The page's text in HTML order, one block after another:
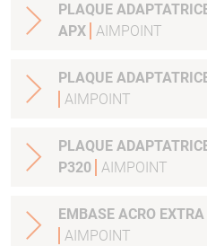
PLAQUE
APX AIMPOINT
AIMPOINT
PLAQUE
P320 AIMPOINT
EMBASE ACRO
AIMPOINT